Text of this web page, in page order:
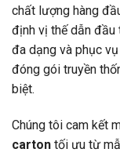
chất lượng hàng
định vị thế dẫn
đa dạng và phục
đóng gói truyền
biệt.
Chúng tôi cam kết
carton tối ưu từ